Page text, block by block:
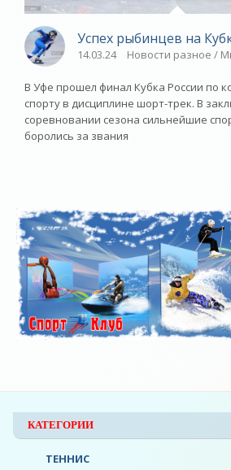
Успех рыбинцев на
14.03.24 Новости разное /
В Уфе прошел финал Кубка России по
спорту в дисциплине шорт-трек. В
соревновании сезона сильнейшие
боролись за звания
КАТЕГОРИИ
ТЕННИС